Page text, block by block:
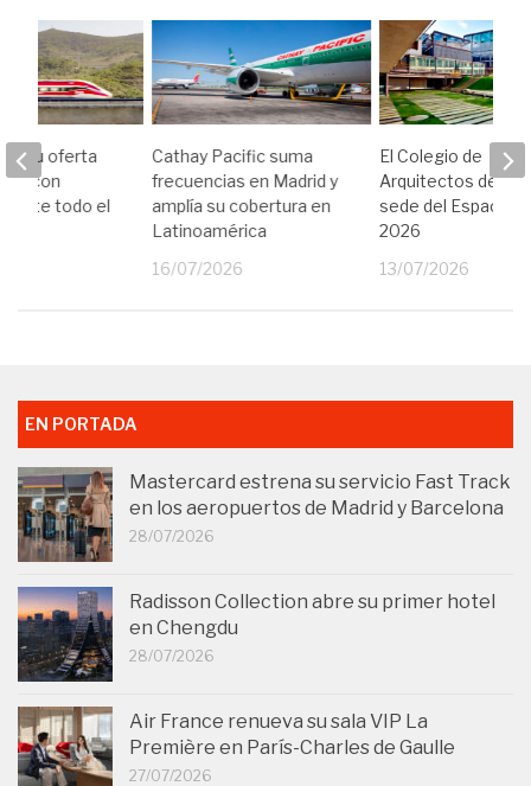
Cathay Pacific suma
frecuencias en Madrid y
amplía su cobertura en
Latinoamérica
16/07/2026
El Colegio de
Arquitectos de
sede del Espacio
2026
13/07/2026
su oferta
con
todo el
EN PORTADA
Mastercard estrena su servicio Fast Track
en los aeropuertos de Madrid y Barcelona
28/07/2026
Radisson Collection abre su primer hotel
en Chengdu
28/07/2026
Air France renueva su sala VIP La
Première en París-Charles de Gaulle
27/07/2026